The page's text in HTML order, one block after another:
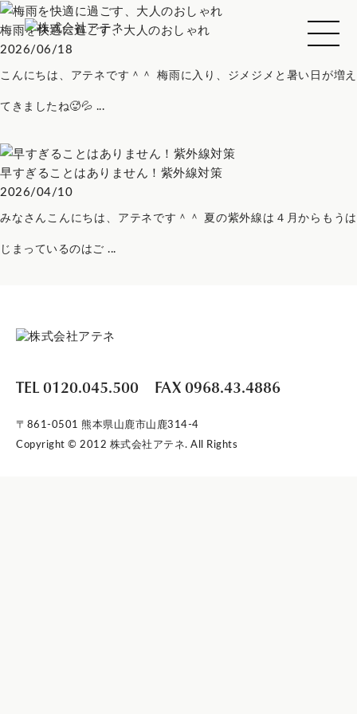
梅雨を快適に過ごす、大人のおしゃれ
2026/06/18
こんにちは、アテネです＾＾ 梅雨に入り、ジメジメと暑い日が増え
てきましたね🥵💦 ...
早すぎることはありません！紫外線対策
2026/04/10
みなさんこんにちは、アテネです＾＾ 夏の紫外線は４月からもうは
じまっているのはご ...
TEL 0120.045.500 FAX 0968.43.4886
〒861-0501 熊本県山鹿市山鹿314-4
Copyright © 2012 株式会社アテネ. All Rights